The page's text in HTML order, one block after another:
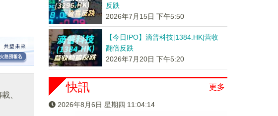
、
反跌
2026年7月15日 下午5:50
【今日IPO】滴普科技[1384.HK]营收
翻倍反跌
2026年7月20日 下午5:20
更多
快訊
2026年8月6日 星期四 11:04:14